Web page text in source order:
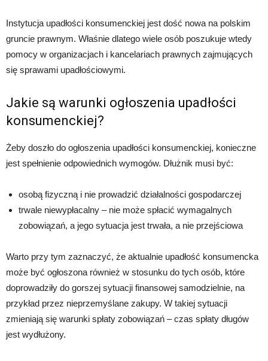
Instytucja upadłości konsumenckiej jest dość nowa na polskim
gruncie prawnym. Właśnie dlatego wiele osób poszukuje wtedy
pomocy w organizacjach i kancelariach prawnych zajmujących
się sprawami upadłościowymi.
Jakie są warunki ogłoszenia upadłości
konsumenckiej?
Żeby doszło do ogłoszenia upadłości konsumenckiej, konieczne
jest spełnienie odpowiednich wymogów. Dłużnik musi być:
osobą fizyczną i nie prowadzić działalności gospodarczej
trwale niewypłacalny – nie może spłacić wymagalnych
zobowiązań, a jego sytuacja jest trwała, a nie przejściowa
Warto przy tym zaznaczyć, że aktualnie upadłość konsumencka
może być ogłoszona również w stosunku do tych osób, które
doprowadziły do gorszej sytuacji finansowej samodzielnie, na
przykład przez nieprzemyślane zakupy. W takiej sytuacji
zmieniają się warunki spłaty zobowiązań – czas spłaty długów
jest wydłużony.